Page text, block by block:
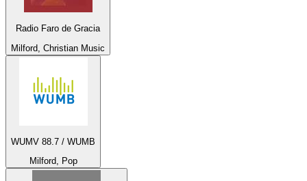
Radio Faro de Gracia
Milford, Christian Music
WUMV 88.7 / WUMB
Milford, Pop